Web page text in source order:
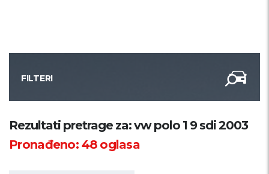
FILTERI
Kategorija
Rezultati pretrage za: vw polo 1 9 sdi 2003
Pronađeno:48oglasa